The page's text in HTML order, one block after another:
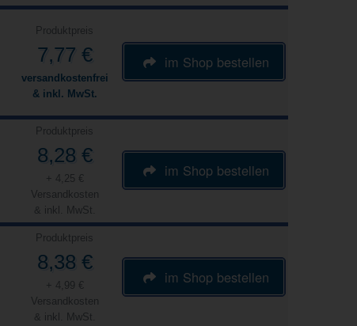
Produktpreis
7,77 €
versandkostenfrei
& inkl. MwSt.
im Shop bestellen
Produktpreis
8,28 €
+ 4,25 €
Versandkosten
& inkl. MwSt.
im Shop bestellen
Produktpreis
8,38 €
+ 4,99 €
Versandkosten
& inkl. MwSt.
im Shop bestellen